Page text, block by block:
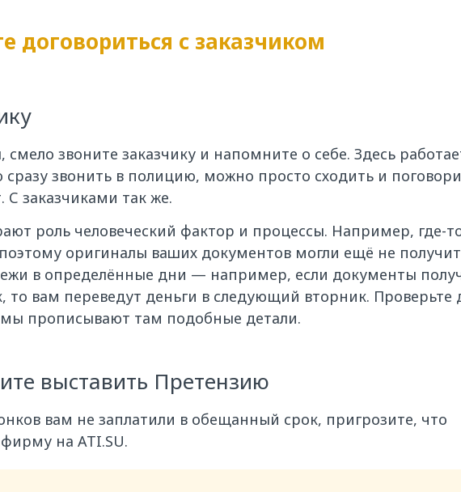
договориться с заказчиком
смело звоните заказчику и напомните о себе. Здесь
сразу звонить в полицию, можно просто сходить и
заказчиками так же.
роль человеческий фактор и процессы. Например, где-
оригиналы ваших документов могли ещё не
в определённые дни — например, если документы
вам переведут деньги в следующий вторник. Проверьте
прописывают там подобные детали.
выставить Претензию
вам не заплатили в обещанный срок, пригрозите, что
на ATI.SU.